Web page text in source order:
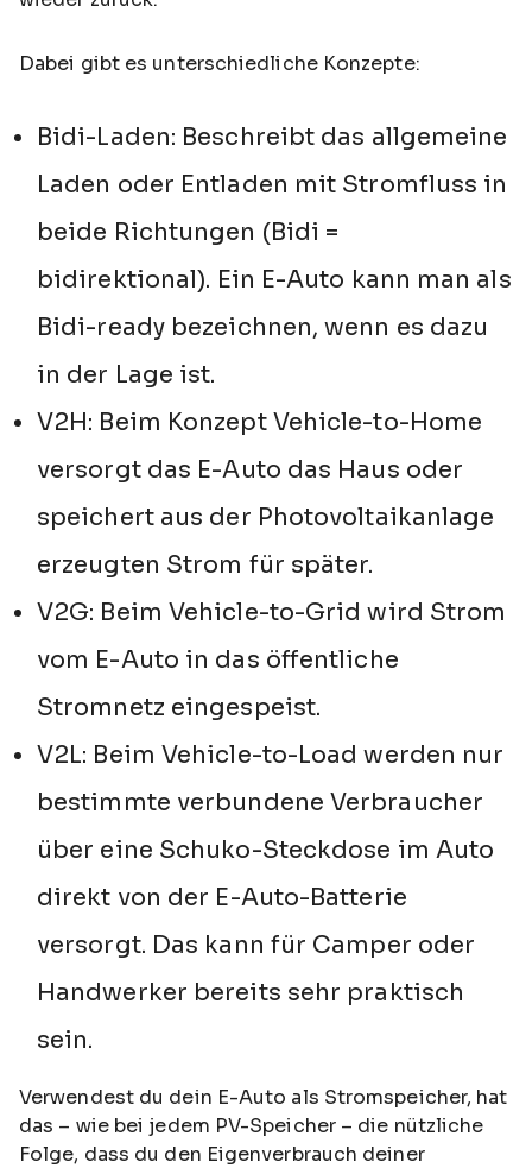
Dabei gibt es unterschiedliche Konzepte:
Bidi-Laden: Beschreibt das allgemeine
Laden oder Entladen mit Stromfluss in
beide Richtungen (Bidi =
bidirektional). Ein E-Auto kann man als
Bidi-ready bezeichnen, wenn es dazu
in der Lage ist.
V2H: Beim Konzept Vehicle-to-Home
versorgt das E-Auto das Haus oder
speichert aus der Photovoltaikanlage
erzeugten Strom für später.
V2G: Beim Vehicle-to-Grid wird Strom
vom E-Auto in das öffentliche
Stromnetz eingespeist.
V2L: Beim Vehicle-to-Load werden nur
bestimmte verbundene Verbraucher
über eine Schuko-Steckdose im Auto
direkt von der E-Auto-Batterie
versorgt. Das kann für Camper oder
Handwerker bereits sehr praktisch
sein.
Verwendest du dein E-Auto als Stromspeicher, hat
das – wie bei jedem PV-Speicher – die nützliche
Folge, dass du den Eigenverbrauch deiner